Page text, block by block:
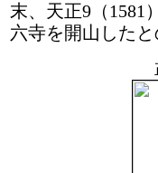
末、天正9（1581
六寺を開山したと